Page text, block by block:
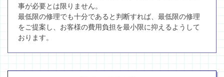
事が必要とは限りません。
最低限の修理でも十分であると判断すれば、最低限の修理
をご提案し、お客様の費用負担を最小限に抑えるようして
おります。